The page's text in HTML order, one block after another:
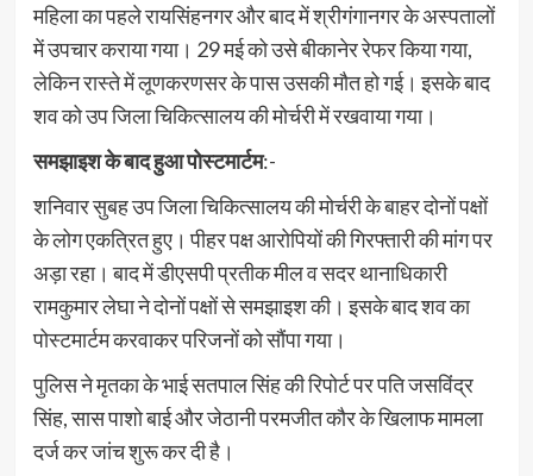
महिला का पहले रायसिंहनगर और बाद में श्रीगंगानगर के अस्पतालों
में उपचार कराया गया। 29 मई को उसे बीकानेर रेफर किया गया,
लेकिन रास्ते में लूणकरणसर के पास उसकी मौत हो गई। इसके बाद
शव को उप जिला चिकित्सालय की मोर्चरी में रखवाया गया।
समझाइश के बाद हुआ पोस्टमार्टम:-
शनिवार सुबह उप जिला चिकित्सालय की मोर्चरी के बाहर दोनों पक्षों
के लोग एकत्रित हुए। पीहर पक्ष आरोपियों की गिरफ्तारी की मांग पर
अड़ा रहा। बाद में डीएसपी प्रतीक मील व सदर थानाधिकारी
रामकुमार लेघा ने दोनों पक्षों से समझाइश की। इसके बाद शव का
पोस्टमार्टम करवाकर परिजनों को सौंपा गया।
पुलिस ने मृतका के भाई सतपाल सिंह की रिपोर्ट पर पति जसविंद्र
सिंह, सास पाशो बाई और जेठानी परमजीत कौर के खिलाफ मामला
दर्ज कर जांच शुरू कर दी है।